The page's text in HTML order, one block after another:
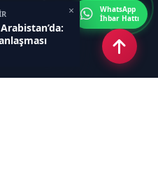
×
doğru, güvenilir ve anlık
WhatsApp
İhbar Hattı